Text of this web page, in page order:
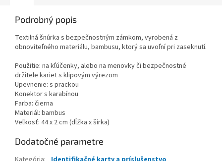
Podrobný popis
Textilná šnúrka s bezpečnostným zámkom, vyrobená z
obnoviteľného materiálu, bambusu, ktorý sa uvoľní pri zaseknutí.
Použitie: na kľúčenky, alebo na menovky či bezpečnostné
držitele kariet s klipovým výrezom
Upevnenie: s prackou
Konektor s karabínou
Farba: čierna
Materiál: bambus
Veľkosť: 44 x 2 cm (dĺžka x šírka)
Dodatočné parametre